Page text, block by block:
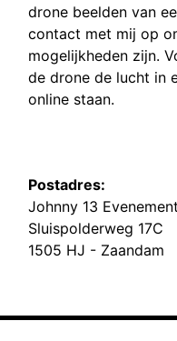
drone beelden van
contact met mij op
mogelijkheden zijn.
de drone de lucht in
online staan.
Postadres:
Johnny 13
Sluispolderweg 17C
1505 HJ - Zaandam